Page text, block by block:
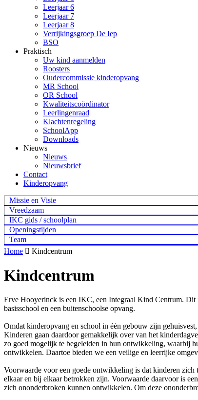
Leerjaar 6
Leerjaar 7
Leerjaar 8
Verrijkingsgroep De Iep
BSO
Praktisch
Uw kind aanmelden
Roosters
Oudercommissie kinderopvang
MR School
OR School
Kwaliteitscoördinator
Leerlingenraad
Klachtenregeling
SchoolApp
Downloads
Nieuws
Nieuws
Nieuwsbrief
Contact
Kinderopvang
Missie en Visie
Vreedzaam
IKC gids / schoolplan
Openingstijden
Team
Home  Kindcentrum
Kindcentrum
Erve Hooyerinck is een IKC, een Integraal Kind Centrum. Dit
basisschool en een buitenschoolse opvang.
Omdat kinderopvang en school in één gebouw zijn
Kinderen gaan daardoor gemakkelijk over van het
zo goed mogelijk te begeleiden in hun ontwikkeling, waarbij
ontwikkelen. Daartoe bieden we een veilige en leerrijke
Voorwaarde voor een goede ontwikkeling is dat kinderen zich
elkaar en bij elkaar betrokken zijn. Voorwaarde daarvoor is
zich ononderbroken kunnen ontwikkelen. Om deze